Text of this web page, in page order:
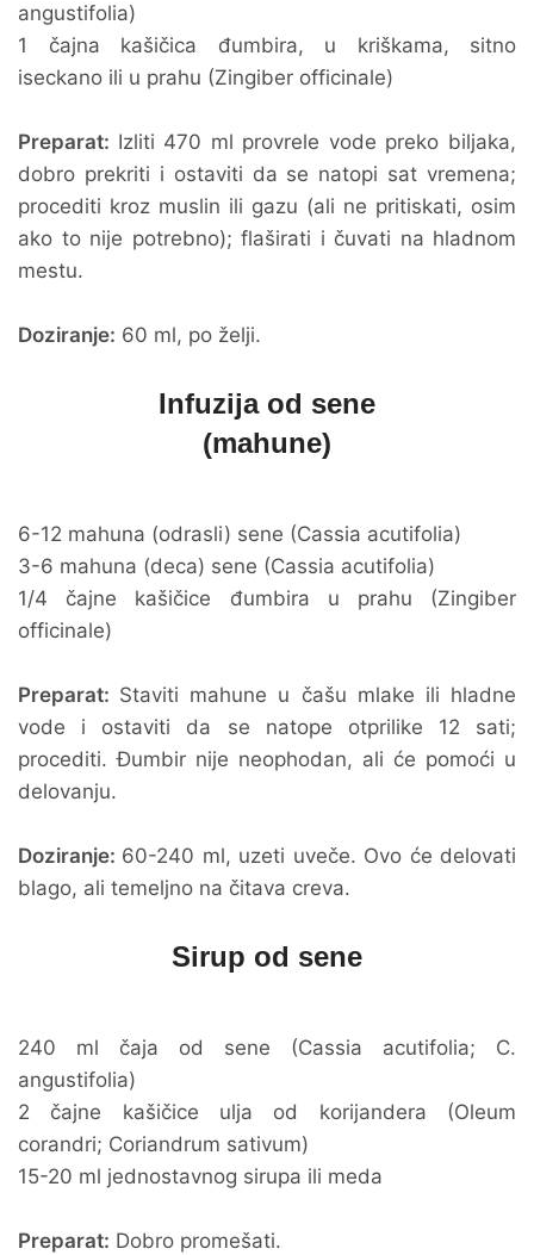
angustifolia)
1 čajna kašičica đumbira, u kriškama, sitno
iseckano ili u prahu (Zingiber officinale)
Preparat: Izliti 470 ml provrele vode preko biljaka,
dobro prekriti i ostaviti da se natopi sat vremena;
procediti kroz muslin ili gazu (ali ne pritiskati, osim
ako to nije potrebno); flaširati i čuvati na hladnom
mestu.
Doziranje: 60 ml, po želji.
Infuzija od sene
(mahune)
6-12 mahuna (odrasli) sene (Cassia acutifolia)
3-6 mahuna (deca) sene (Cassia acutifolia)
1/4 čajne kašičice đumbira u prahu (Zingiber
officinale)
Preparat: Staviti mahune u čašu mlake ili hladne
vode i ostaviti da se natope otprilike 12 sati;
procediti. Đumbir nije neophodan, ali će pomoći u
delovanju.
Doziranje: 60-240 ml, uzeti uveče. Ovo će delovati
blago, ali temeljno na čitava creva.
Sirup od sene
240 ml čaja od sene (Cassia acutifolia; C.
angustifolia)
2 čajne kašičice ulja od korijandera (Oleum
corandri; Coriandrum sativum)
15-20 ml jednostavnog sirupa ili meda
Preparat: Dobro promešati.